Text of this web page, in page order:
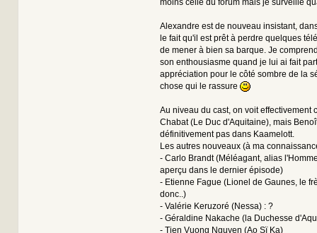
Alexandre est de nouveau insistant,
le fait qu'il est prêt à perdre quelques
de mener à bien sa barque. Je
son enthousiasme quand je lui ai fait
appréciation pour le côté sombre de la
chose qui le rassure
Au niveau du cast, on voit effectivement
Chabat (Le Duc d'Aquitaine), mais
définitivement pas dans Kaamelott.
Les autres nouveaux (à ma
- Carlo Brandt (Méléagant, alias
aperçu dans le dernier épisode)
- Etienne Fague (Lionel de Gaunes, le
donc..)
- Valérie Keruzoré (Nessa) : ?
- Géraldine Nakache (la Duchesse
- Tien Vuong Nguyen (Ao Sï Ka)